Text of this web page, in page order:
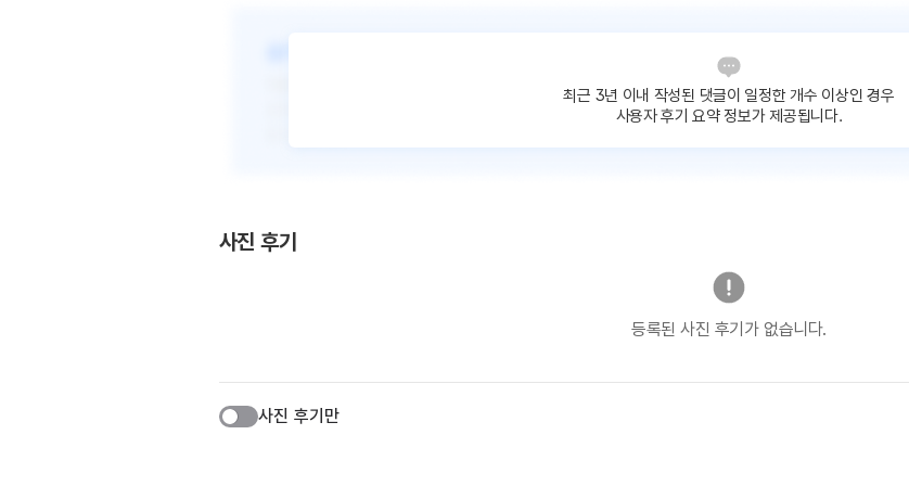
최근 3년 이내 작성된 댓글이 일정한 개수 이상인 경우
사용자 후기 요약 정보가 제공됩니다.
사진 후기
등록된 사진 후기가 없습니다.
사진 후기만